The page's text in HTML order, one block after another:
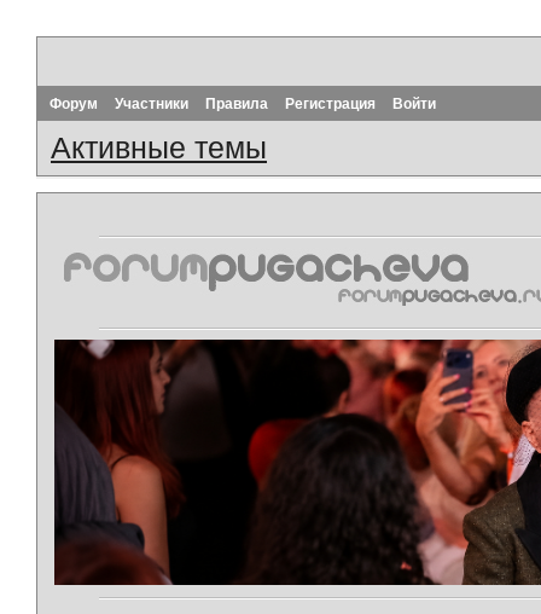
Форум Участники Правила Регистрация Войти
Активные темы